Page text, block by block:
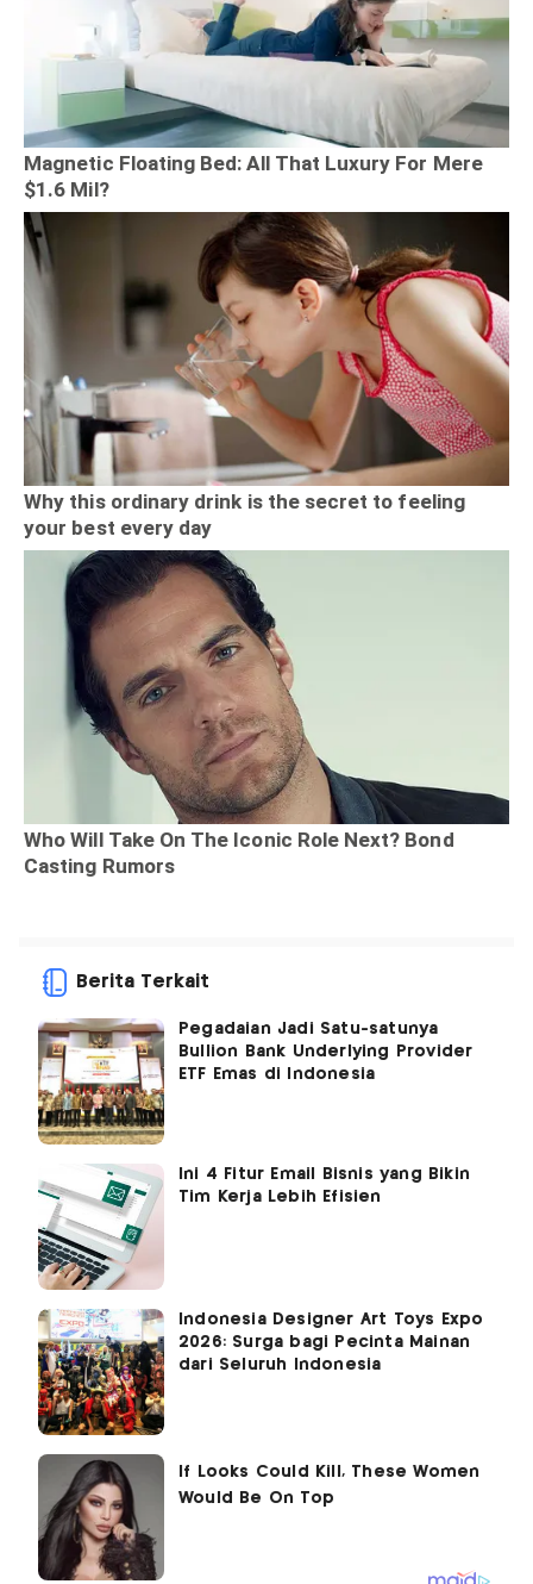
Berita Terkait
Pegadaian Jadi Satu-satunya
Bullion Bank Underlying Provider
ETF Emas di Indonesia
Ini 4 Fitur Email Bisnis yang Bikin
Tim Kerja Lebih Efisien
Indonesia Designer Art Toys Expo
2026: Surga bagi Pecinta Mainan
dari Seluruh Indonesia